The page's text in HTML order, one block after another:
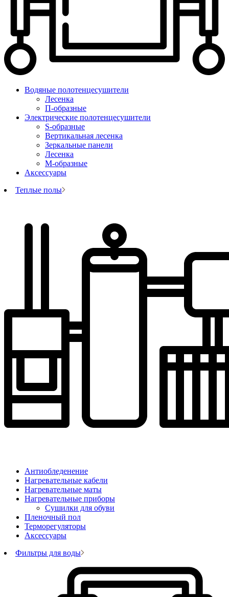
Водяные полотенцесушители
Лесенка
П-образные
Электрические полотенцесушители
S-образные
Вертикальная лесенка
Зеркальные панели
Лесенка
М-образные
Аксессуары
Теплые полы
Антиобледенение
Нагревательные кабели
Нагревательные маты
Нагревательные приборы
Сушилки для обуви
Пленочный пол
Терморегуляторы
Аксессуары
Фильтры для воды